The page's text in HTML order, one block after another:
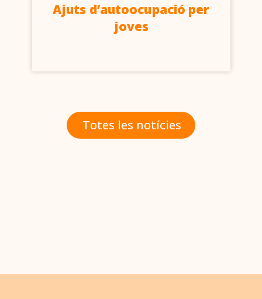
Ajuts d’autoocupació per
joves
Totes les notícies